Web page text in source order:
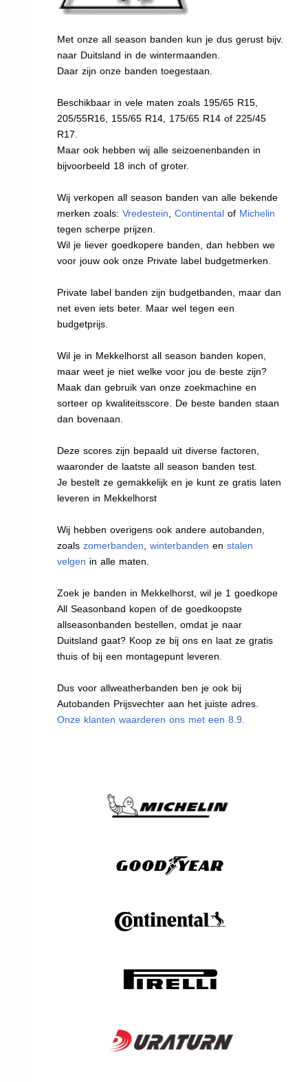
Met onze all season banden kun je dus gerust bijv.
naar Duitsland in de wintermaanden.
Daar zijn onze banden toegestaan.
Beschikbaar in vele maten zoals 195/65 R15,
205/55R16, 155/65 R14, 175/65 R14 of 225/45
R17.
Maar ook hebben wij alle seizoenenbanden in
bijvoorbeeld 18 inch of groter.
Wij verkopen all season banden van alle bekende
merken zoals:Vredestein ,Continental of Michelin
tegen scherpe prijzen.
Wil je liever goedkopere banden, dan hebben we
voor jouw ook onze Private label budgetmerken.
Private label banden zijn budgetbanden, maar dan
net even iets beter. Maar wel tegen een
budgetprijs.
Wil je in Mekkelhorst all season banden kopen,
maar weet je niet welke voor jou de beste zijn?
Maak dan gebruik van onze zoekmachine en
sorteer op kwaliteitsscore. De beste banden staan
dan bovenaan.
Deze scores zijn bepaald uit diverse factoren,
waaronder de laatste all season banden test.
Je bestelt ze gemakkelijk en je kunt ze gratis laten
leveren in Mekkelhorst
Wij hebben overigens ook andere autobanden,
zoalszomerbanden ,winterbanden enstalen
velgen in alle maten.
Zoek je banden in Mekkelhorst, wil je 1 goedkope
All Seasonband kopen of de goedkoopste
allseasonbanden bestellen, omdat je naar
Duitsland gaat? Koop ze bij ons en laat ze gratis
thuis of bij een montagepunt leveren.
Dus voor allweatherbanden ben je ook bij
Autobanden Prijsvechter aan het juiste adres.
Onze klanten waarderen ons met een 8.9.